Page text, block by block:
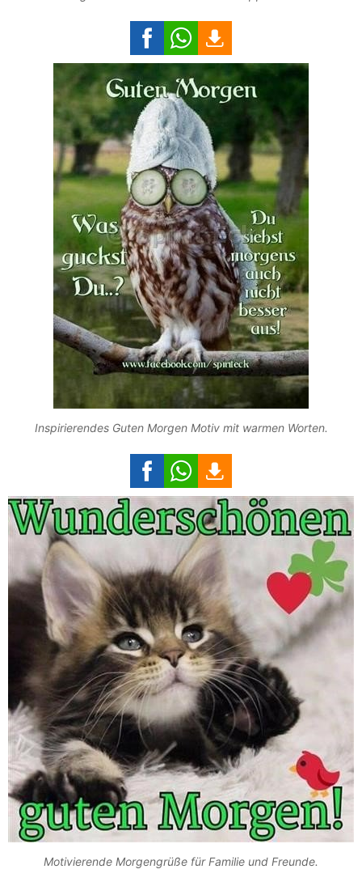
Inspirierendes Guten Morgen Motiv mit warmen Worten.
Motivierende Morgengrüße für Familie und Freunde.